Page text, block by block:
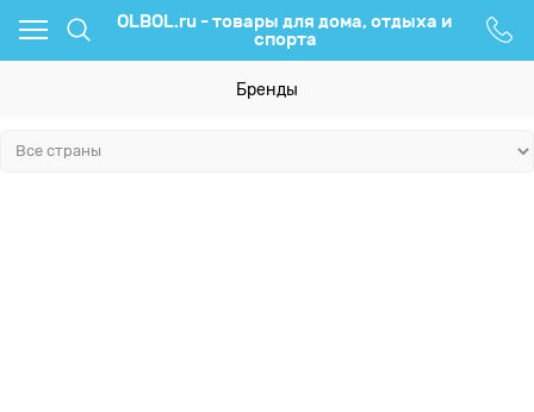
OLBOL.ru - товары для дома, отдыха и
спорта
Бренды